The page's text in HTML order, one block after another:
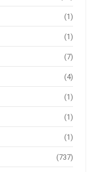
(1)
(1)
(7)
(4)
(1)
(1)
(1)
(737)